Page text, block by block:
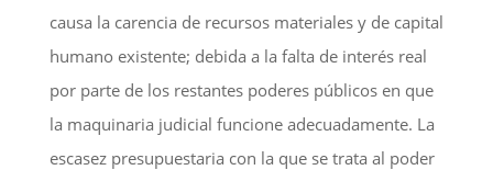
causa la carencia de recursos materiales y de capital
humano existente; debida a la falta de interés real
por parte de los restantes poderes públicos en que
la maquinaria judicial funcione adecuadamente. La
escasez presupuestaria con la que se trata al poder